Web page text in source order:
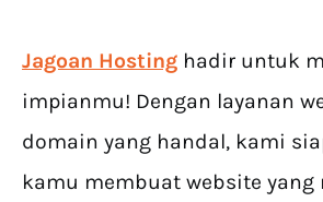
Jagoan Hosting hadir untuk
impianmu! Dengan layanan
domain yang handal, kami
kamu membuat website yang